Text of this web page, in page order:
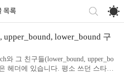
목록
upper_bound, lower_bound 구
와 그 친구들(lower_bound, upper_bo
헤더에 있습니다. 평소 쓰던 스타일
가 왜 그 lower_bound와 k